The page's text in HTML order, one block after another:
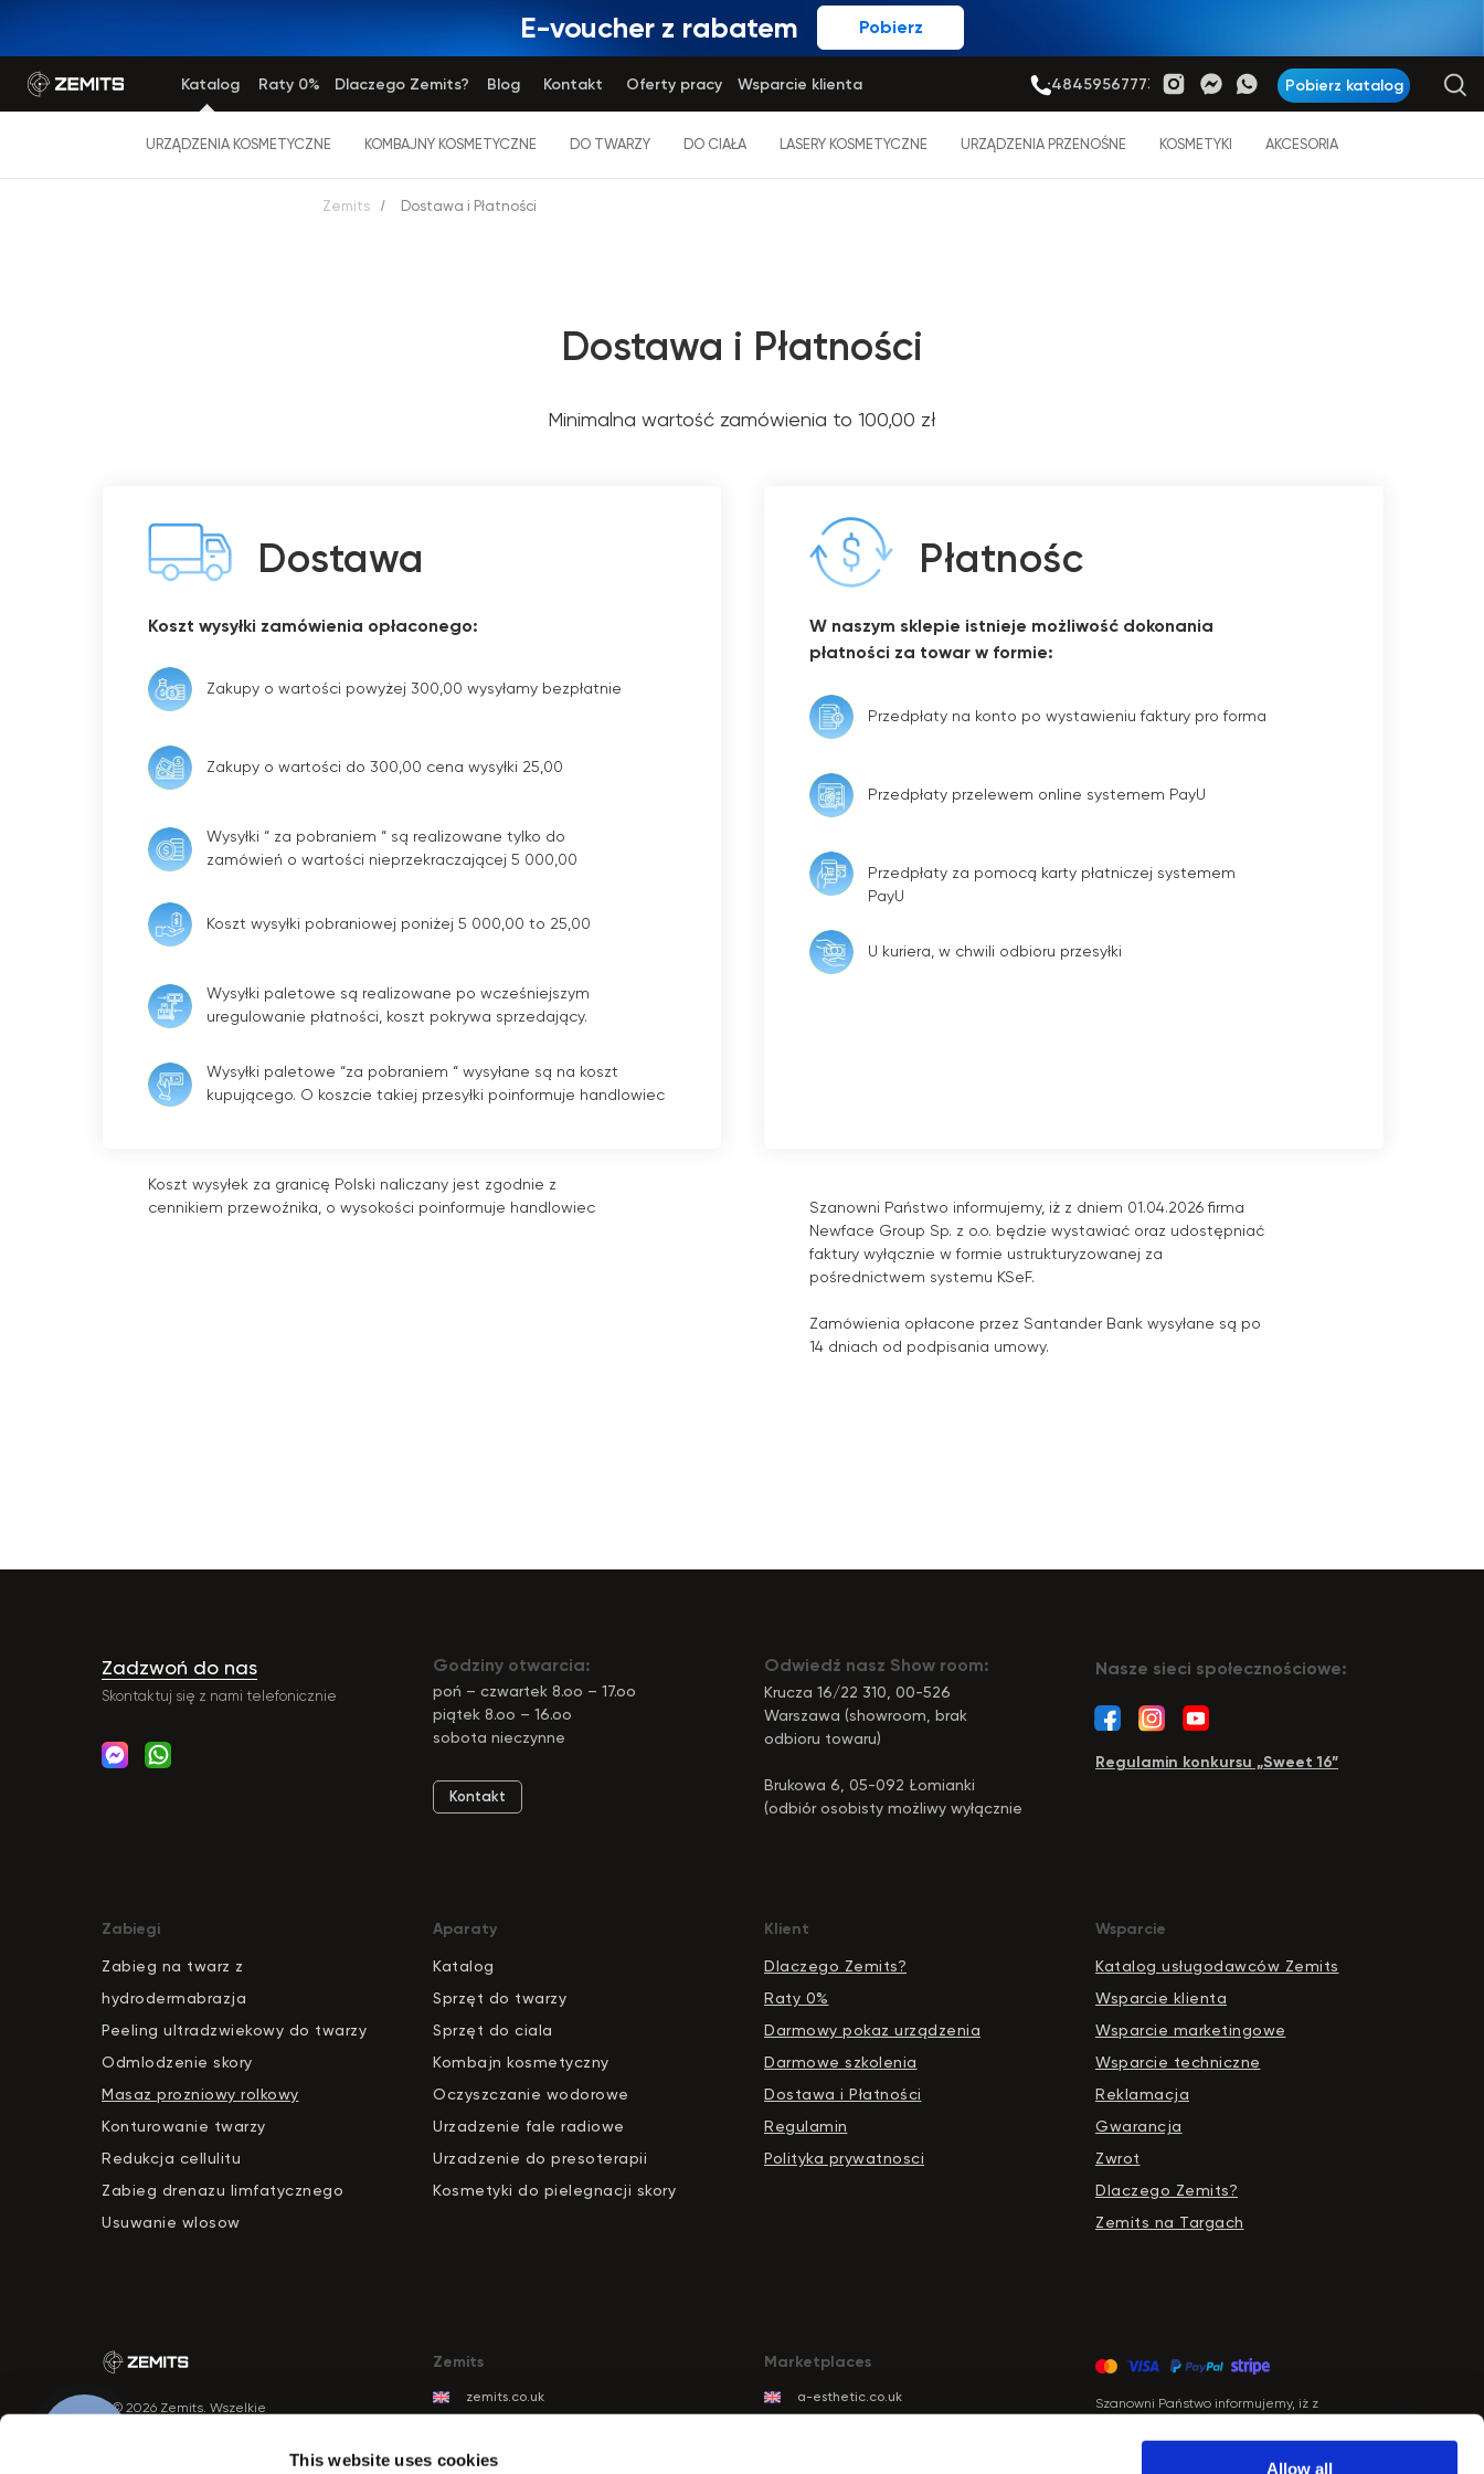
This website uses cookies Allow all
Pobierz
E-voucher z rabatem
Pobierz katalog
Katalog +48459567773
Blog
Raty 0% Dlaczego Zemits? Kontakt Oferty pracy Wsparcie klienta
URZĄDZENIA KOSMETYCZNE KOMBAJNY KOSMETYCZNE DO TWARZY DO CIAŁA LASERY KOSMETYCZNE URZĄDZENIA PRZENOŚNE KOSMETYKI AKCESORIA
Zemits / Dostawa i Płatności
Dostawa i Płatności
Minimalna wartość zamówienia to 100,00 zł
Koszt wysyłek za granicę Polski naliczany jest zgodnie z
cennikiem przewoźnika, o wysokości poinformuje handlowiec
Szanowni Państwo informujemy, iż z dniem 01.04.2026 firma
Newface Group Sp. z o.o. będzie wystawiać oraz udostępniać
faktury wyłącznie w formie ustrukturyzowanej za
pośrednictwem systemu KSeF.
Zamówienia opłacone przez Santander Bank wysyłane są po
14 dniach od podpisania umowy.
Koszt wysyłki zamówienia opłaconego:
Dostawa
Wysyłki paletowe “za pobraniem “ wysyłane są na koszt
kupującego. O koszcie takiej przesyłki poinformuje handlowiec
W naszym sklepie istnieje możliwość dokonania
płatności za towar w formie:
Wysyłki paletowe są realizowane po wcześniejszym
uregulowanie płatności, koszt pokrywa sprzedający.
Zakupy o wartości powyżej 300,00 wysyłamy bezpłatnie
Płatnośc
Koszt wysyłki pobraniowej poniżej 5 000,00 to 25,00
Zakupy o wartości do 300,00 cena wysyłki 25,00
Wysyłki “ za pobraniem “ są realizowane tylko do
zamówień o wartości nieprzekraczającej 5 000,00
U kuriera, w chwili odbioru przesyłki
Przedpłaty za pomocą karty płatniczej systemem
PayU
Przedpłaty przelewem online systemem PayU
Przedpłaty na konto po wystawieniu faktury pro forma
Skontaktuj się z nami telefonicznie
Zadzwoń do nas Godziny otwarcia:
poń – czwartek 8.oo – 17.oo
piątek 8.oo – 16.oo
sobota nieczynne
Regulamin konkursu „Sweet 16”
Odwiedź nasz Show room:
Krucza 16/22 310, 00-526
Warszawa (showroom, brak
odbioru towaru)
Brukowa 6, 05-092 Łomianki
(odbiór osobisty możliwy wyłącznie
Kontakt
Nasze sieci społecznościowe:
Zabiegi
Zabieg na twarz z
hydrodermabrazja
Peeling ultradzwiekowy do twarzy
Odmlodzenie skory
Masaz prozniowy rolkowy
Konturowanie twarzy
Redukcja cellulitu
Zabieg drenazu limfatycznego
Usuwanie wlosow
Aparaty
Katalog
Sprzęt do twarzy
Sprzęt do ciala
Kombajn kosmetyczny
Oczyszczanie wodorowe
Urzadzenie fale radiowe
Urzadzenie do presoterapii
Kosmetyki do pielegnacji skory
Klient
Dlaczego Zemits?
Raty 0%
Darmowy pokaz urządzenia
Darmowe szkolenia
Dostawa i Płatności
Regulamin
Polityka prywatnosci
Wsparcie
Katalog usługodawców Zemits
Wsparcie klienta
Wsparcie marketingowe
Wsparcie techniczne
Reklamacja
Gwarancja
Zwrot
Dlaczego Zemits?
Zemits na Targach
zemits.co.uk
zemits.be
Zemits
a-esthetic.co.uk
Marketplaces
© 2026 Zemits. Wszelkie
Szanowni Państwo informujemy, iż z
Sp. z o.o. będzie wystawiać oraz
udostępniać faktury wyłącznie w formie